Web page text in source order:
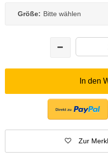
Größe: Bitte wählen
In den
Zur